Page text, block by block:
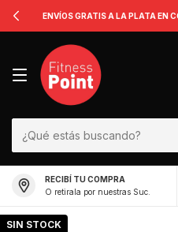
ENVÍOS GRATIS A LA PLATA EN
RECIBÍ TU COMPRA
O retirala por nuestras Suc.
SIN STOCK